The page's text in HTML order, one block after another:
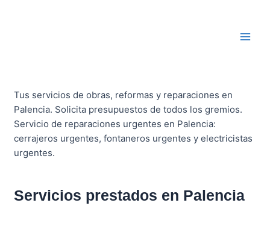
Tus servicios de obras, reformas y reparaciones en
Palencia. Solicita presupuestos de todos los gremios.
Servicio de reparaciones urgentes en Palencia:
cerrajeros urgentes, fontaneros urgentes y electricistas
urgentes.
Servicios prestados en Palencia